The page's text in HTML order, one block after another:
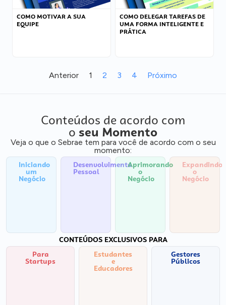
COMO MOTIVAR A SUA
EQUIPE
COMO DELEGAR TAREFAS DE
UMA FORMA INTELIGENTE E
PRÁTICA
Anterior 1 2 3 4 Próximo
Conteúdos de acordo com
o seu Momento
Veja o que o Sebrae tem para você de acordo com o seu
momento:
Iniciando
um
Negócio
Desenvolvimento
Pessoal
Aprimorando
o
Negócio
Expandindo
o
Negócio
CONTEÚDOS EXCLUSIVOS PARA
Para
Startups
Estudantes
e
Educadores
Gestores
Públicos